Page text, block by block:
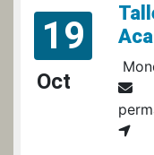
19
Oct